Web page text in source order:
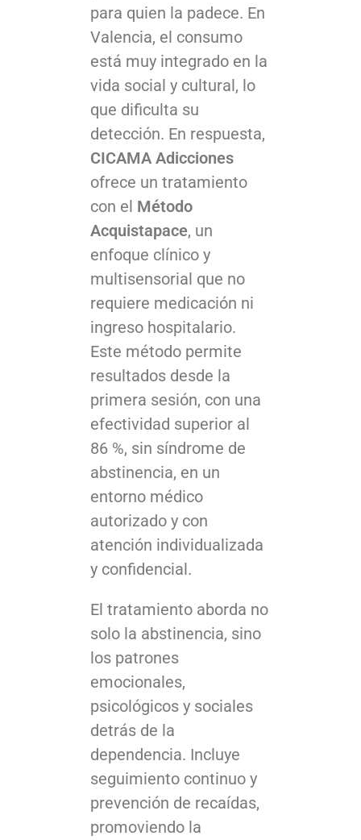
para quien la padece. En
Valencia, el consumo
está muy integrado en la
vida social y cultural, lo
que dificulta su
detección. En respuesta,
CICAMA Adicciones
ofrece un tratamiento
con el Método
Acquistapace, un
enfoque clínico y
multisensorial que no
requiere medicación ni
ingreso hospitalario.
Este método permite
resultados desde la
primera sesión, con una
efectividad superior al
86 %, sin síndrome de
abstinencia, en un
entorno médico
autorizado y con
atención individualizada
y confidencial.
El tratamiento aborda no
solo la abstinencia, sino
los patrones
emocionales,
psicológicos y sociales
detrás de la
dependencia. Incluye
seguimiento continuo y
prevención de recaídas,
promoviendo la